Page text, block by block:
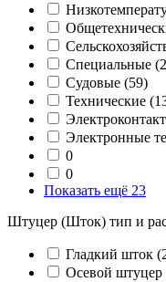
Специальные
Судовые (59)
Технические
Электронные
0
0
Показать ещё 23
Штуцер (Шток) тип и
Гладкий шток
Осевой штуцер